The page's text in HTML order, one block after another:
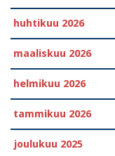
huhtikuu 2026
maaliskuu 2026
helmikuu 2026
tammikuu 2026
joulukuu 2025